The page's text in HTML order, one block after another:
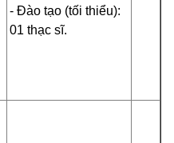
- Đào tạo (tối thiểu):
01 thạc sĩ.